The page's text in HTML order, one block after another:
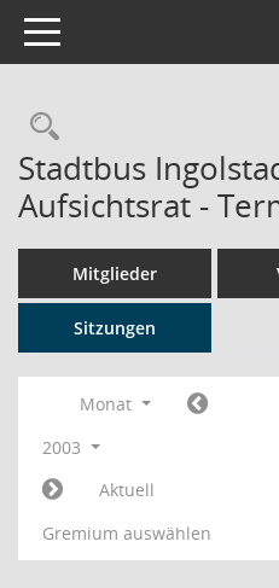
Toggle navigation
Stadtbus
Aufsichtsrat -
Mitglieder
Sitzungen
Monat
2003
Aktuell
Gremium auswählen